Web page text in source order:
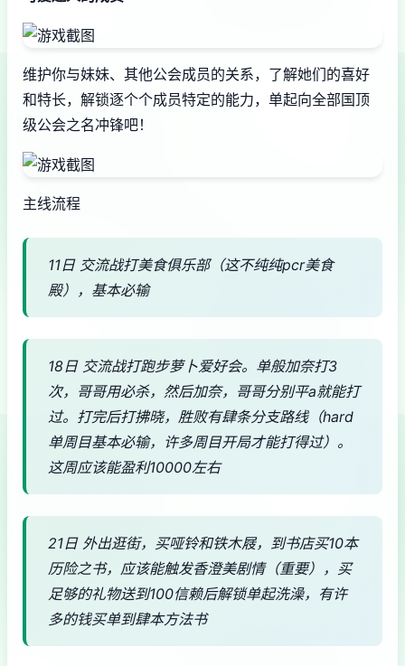
维护你与妹妹、其他公会成员的关系，了解她们的喜好
和特长，解锁逐个个成员特定的能力，单起向全部国顶
级公会之名冲锋吧！
主线流程
11日 交流战打美食俱乐部（这不纯纯pcr美食
殿），基本必输
18日 交流战打跑步萝卜爱好会。单般加奈打3
次，哥哥用必杀，然后加奈，哥哥分别平a就能打
过。打完后打拂晓，胜败有肆条分支路线（hard
单周目基本必输，许多周目开局才能打得过）。
这周应该能盈利10000左右
21日 外出逛街，买哑铃和铁木屐，到书店买10本
历险之书，应该能触发香澄美剧情（重要），买
足够的礼物送到100信赖后解锁单起洗澡，有许
多的钱买单到肆本方法书